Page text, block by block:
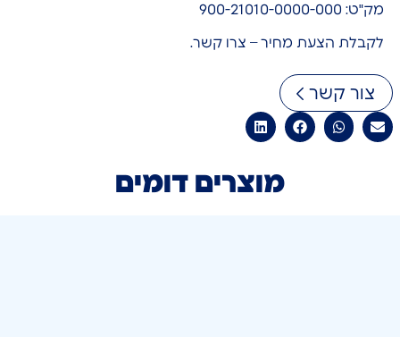
מק"ט: 900-21010-0000-000
לקבלת הצעת מחיר – צרו קשר.
צור קשר
מוצרים דומים